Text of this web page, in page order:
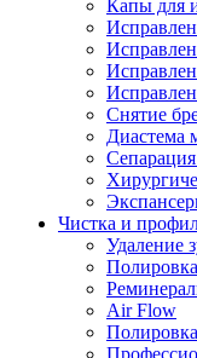
Капы для
Снятие
Диастема
Сепарация
Чистка и
Удаление
Air Flow